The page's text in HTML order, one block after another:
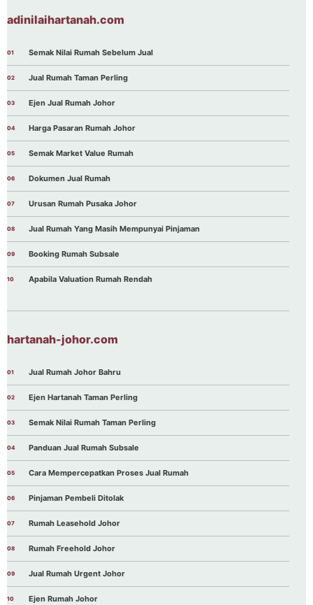
adinilaihartanah.com
Semak Nilai Rumah Sebelum Jual
Jual Rumah Taman Perling
Ejen Jual Rumah Johor
Harga Pasaran Rumah Johor
Semak Market Value Rumah
Dokumen Jual Rumah
Urusan Rumah Pusaka Johor
Jual Rumah Yang Masih Mempunyai Pinjaman
Booking Rumah Subsale
Apabila Valuation Rumah Rendah
hartanah-johor.com
Jual Rumah Johor Bahru
Ejen Hartanah Taman Perling
Semak Nilai Rumah Taman Perling
Panduan Jual Rumah Subsale
Cara Mempercepatkan Proses Jual Rumah
Pinjaman Pembeli Ditolak
Rumah Leasehold Johor
Rumah Freehold Johor
Jual Rumah Urgent Johor
Ejen Rumah Johor